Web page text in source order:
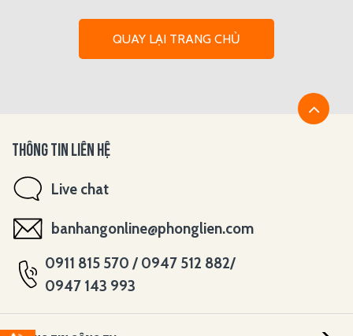
QUAY LẠI TRANG CHỦ
THÔNG TIN LIÊN HỆ
Live chat
banhangonline@phonglien.com
0911 815 570 / 0947 512 882/
0947 143 993